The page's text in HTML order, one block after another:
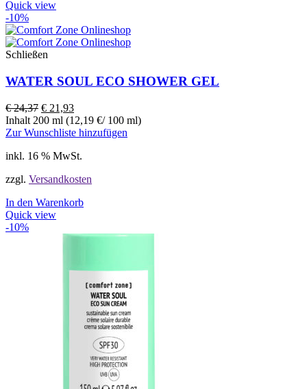
Quick view
-10%
Schließen
WATER SOUL ECO SHOWER GEL
€24,37 € 21,93
Inhalt 200 ml (12,19 €/ 100 ml)
Zur Wunschliste hinzufügen
inkl. 16 % MwSt.
zzgl. Versandkosten
In den Warenkorb
Quick view
-10%